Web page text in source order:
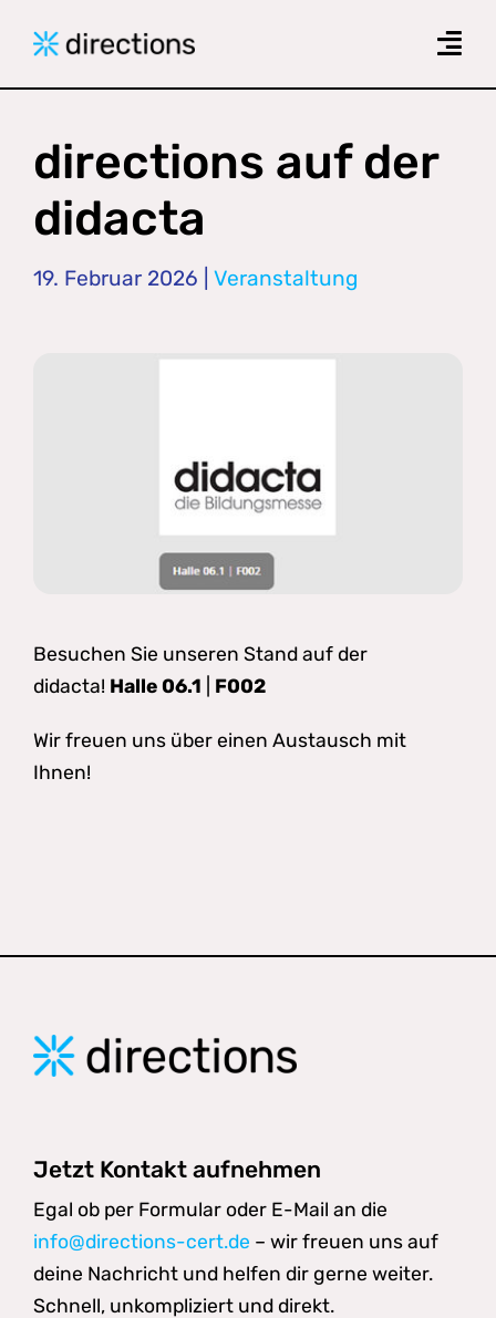
Das Forschungsprojekt
Zielgruppen
News
directions auf der
didacta
19. Februar 2026 Veranstaltung
Besuchen Sie unseren Stand auf der
didacta! Halle 06.1 F002
Wir freuen uns über einen Austausch mit
Ihnen!
Jetzt Kontakt aufnehmen
Egal ob per Formular oder E-Mail an die
info@directions-cert.de – wir freuen uns auf
deine Nachricht und helfen dir gerne weiter.
Schnell, unkompliziert und direkt.